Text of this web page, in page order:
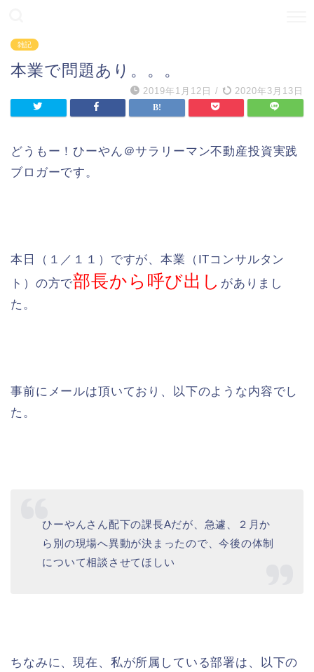
雑記
本業で問題あり。。。
2019年1月12日 / 2020年3月13日
どうもー！ひーやん＠サラリーマン不動産投資実践
ブロガーです。
本日（１／１１）ですが、本業（ITコンサルタン
ト）の方で部長から呼び出し がありまし
た。
事前にメールは頂いており、以下のような内容でし
た。
ひーやんさん配下の課長Aだが、急遽、２月か
ら別の現場へ異動が決まったので、今後の体制
について相談させてほしい
ちなみに、現在、私が所属している部署は、以下の